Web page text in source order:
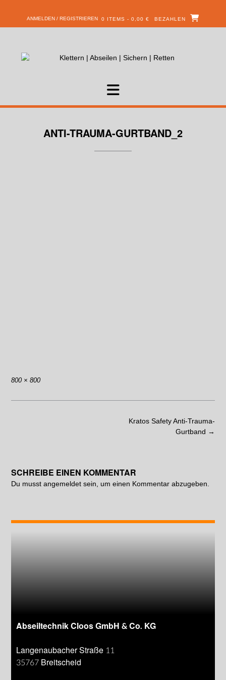
ANMELDEN / REGISTRIEREN 0 ITEMS - 0,00 € BEZAHLEN
ANTI-TRAUMA-GURTBAND_2
800 × 800
Kratos Safety Anti-Trauma-
Gurtband →
SCHREIBE EINEN KOMMENTAR
Du musst angemeldet sein, um einen Kommentar abzugeben.
Abseiltechnik Cloos GmbH & Co. KG
Langenaubacher Straße 11
35767 Breitscheid